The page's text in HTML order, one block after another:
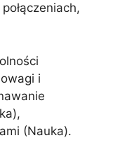
i
(Nauka).